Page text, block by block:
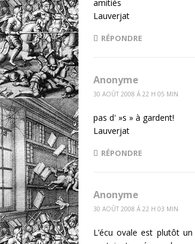
amitiés
Lauverjat
RÉPONDRE
Anonyme
30 AOÛT 2008 Á 22 H 05 MIN
pas d' »s » à gardent!
Lauverjat
RÉPONDRE
Anonyme
30 AOÛT 2008 Á 22 H 03 MIN
L’écu ovale est plutôt